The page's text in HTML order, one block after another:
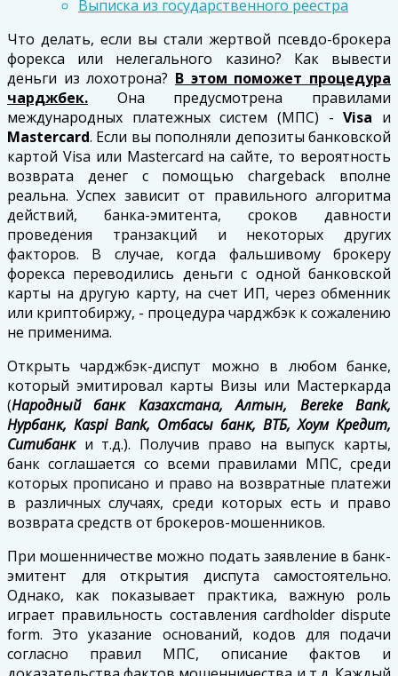
Выписка из государственного реестра
Что делать, если вы стали жертвой псевдо-брокера
форекса или нелегального казино? Как вывести
деньги из лохотрона? В этом поможет процедура
чарджбек. Она предусмотрена правилами
международных платежных систем (МПС) -Visa и
Mastercard. Если вы пополняли депозиты банковской
картой Visa или Mastercard на сайте, то вероятность
возврата денег с помощью chargeback вполне
реальна. Успех зависит от правильного алгоритма
действий, банка-эмитента, сроков давности
проведения транзакций и некоторых других
факторов. В случае, когда фальшивому брокеру
форекса переводились деньги с одной банковской
карты на другую карту, на счет ИП, через обменник
или криптобиржу, - процедура чарджбэк к сожалению
не применима.
Открыть чарджбэк-диспут можно в любом банке,
который эмитировал карты Визы или Мастеркарда
(Народный банк Казахстана, Алтын, Bereke Bank,
Нурбанк, Kaspi Bank, Отбасы банк, ВТБ, Хоум Кредит,
Ситибанки т.д.). Получив право на выпуск карты,
банк соглашается со всеми правилами МПС, среди
которых прописано и право на возвратные платежи
в различных случаях, среди которых есть и право
возврата средств от брокеров-мошенников.
При мошенничестве можно подать заявление в банк-
эмитент для открытия диспута самостоятельно.
Однако, как показывает практика, важную роль
играет правильность составления cardholder dispute
form. Это указание оснований, кодов для подачи
согласно правил МПС, описание фактов и